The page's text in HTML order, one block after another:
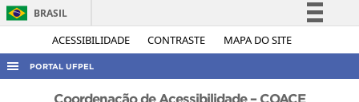
ACESSIBILIDADE CONTRASTE MAPA DO SITE
BRASIL
Simplifique!
PORTAL UFPEL
ACESSO À INFORMAÇÃO
Coordenação de Acessibilidade – COACE